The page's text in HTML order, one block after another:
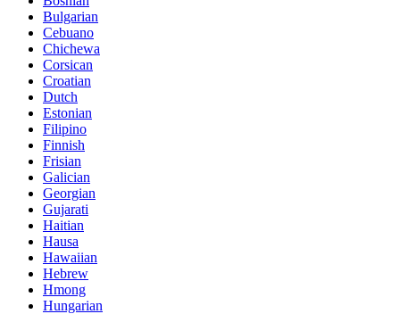
Bulgarian
Cebuano
Chichewa
Corsican
Croatian
Dutch
Estonian
Filipino
Finnish
Frisian
Galician
Georgian
Gujarati
Haitian
Hausa
Hawaiian
Hebrew
Hmong
Hungarian